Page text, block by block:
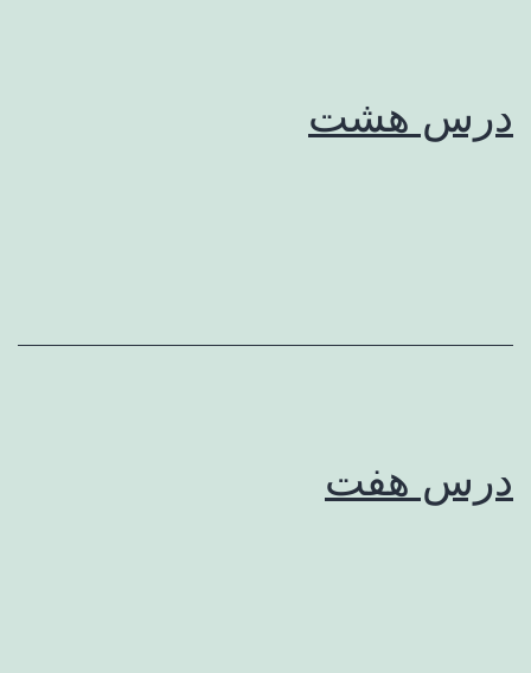
درس هشت
درس هفت